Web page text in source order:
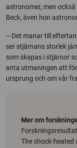
astronomer, men
Beck, även hon
– Det manar till
ser stjärnans storlek
som skapas i stjärnor
anta utmaningen att
ursprung och om vår
Mer om
The shock-